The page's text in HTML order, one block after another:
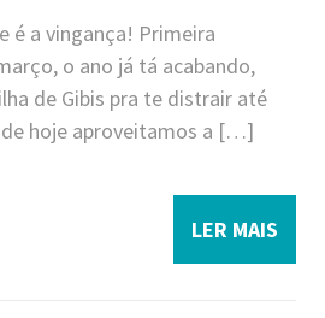
é a vingança! Primeira
o ano já tá acabando,
de Gibis pra te distrair até
hoje aproveitamos a […]
LER MAIS